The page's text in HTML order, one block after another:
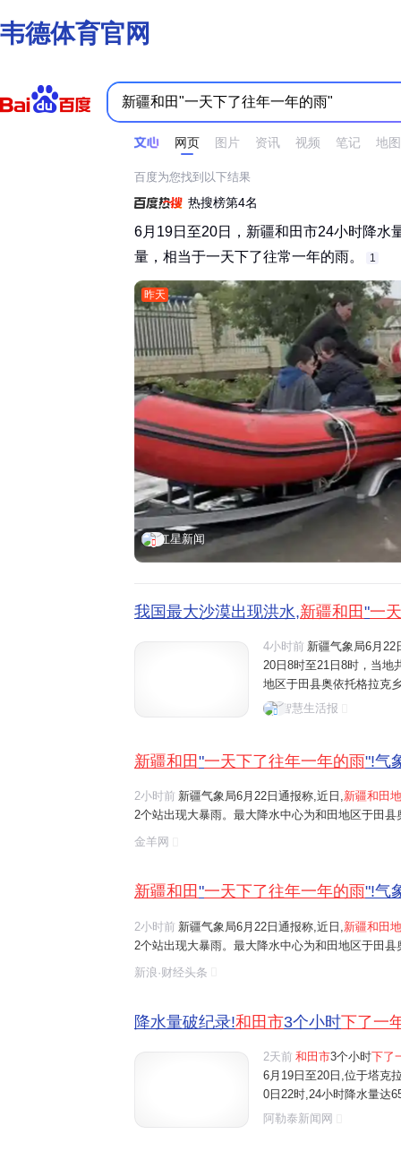
韦德体育官网
网页 图片 资讯 视频 笔记 地图
时间不限 所有网页和文件 站点内检索
百度为您找到以下结果
热搜榜第4名
6月19日至20日，新疆和田市24小时降水
量，相当于一天下了往常一年的雨。‌‌
1
昨天
红星新闻
我国最大沙漠出现洪水,新疆和田 "一
4小时前 新疆气象局6月22
20日8时至21日8时，当地
地区于田县奥依托格拉克
20时至20日20时的单日降
智慧生活报
新疆和田 "一天下了往年一年的雨"!气
2小时前 新疆气象局6月22日通报称,近日,新疆和田
2个站出现大暴雨。最大降水中心为和田地区于田
田市6月19日20时至20日20时的单日降水量为64.7
金羊网
新疆和田 "一天下了往年一年的雨"!气
2小时前 新疆气象局6月22日通报称,近日, 新疆和田
2个站出现大暴雨。最大降水中心为和田地区于田
田市6月19日20时至20日20时的单日降水量为64.7
新浪·财经头条
降水量破纪录!和田市3个小时下了一
2天前 和田市3个小时下了
6月19日至20日,位于塔克
0日22时,24小时降水量达
纪录。 来自中央气象台的
阿勒泰新闻网